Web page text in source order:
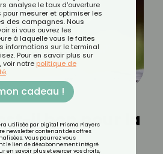
il bon pour la
analyse le taux d'ouverture
pour mesurer et optimiser les
des campagnes. Nous
si vous ouvrez les
à laquelle vous le faites
informations sur le terminal
Pour en savoir plus sur
voir notre politique de
.
cadeau !
utilisée par Digital Prisma Players
newsletter contenant des offres
Vous pourrez vous
le lien de désabonnement intégré
en savoir plus et exercer vos droits,